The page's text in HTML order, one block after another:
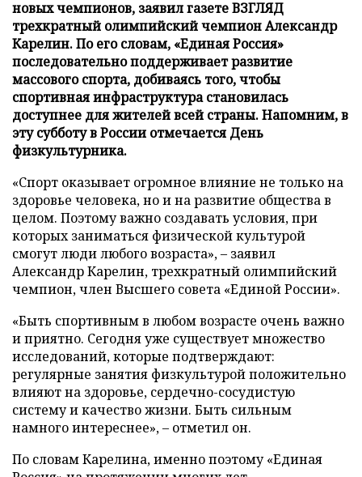
новых чемпионов, заявил газете ВЗГЛЯД
трехкратный олимпийский чемпион Александр
Карелин. По его словам, «Единая Россия»
последовательно поддерживает развитие
массового спорта, добиваясь того, чтобы
спортивная инфраструктура становилась
доступнее для жителей всей страны. Напомним, в
эту субботу в России отмечается День
физкультурника.
«Спорт оказывает огромное влияние не только на
здоровье человека, но и на развитие общества в
целом. Поэтому важно создавать условия, при
которых заниматься физической культурой
смогут люди любого возраста», – заявил
Александр Карелин, трехкратный олимпийский
чемпион, член Высшего совета «Единой России».
«Быть спортивным в любом возрасте очень важно
и приятно. Сегодня уже существует множество
исследований, которые подтверждают:
регулярные занятия физкультурой положительно
влияют на здоровье, сердечно-сосудистую
систему и качество жизни. Быть сильным
намного интереснее», – отметил он.
По словам Карелина, именно поэтому «Единая